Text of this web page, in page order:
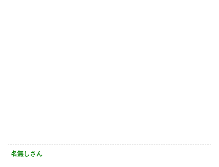
名無しさん